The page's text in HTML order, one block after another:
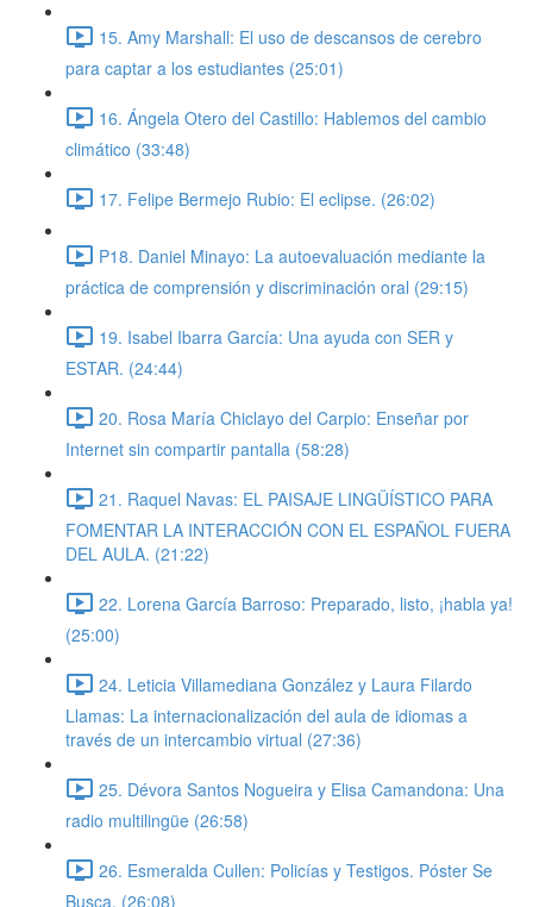
15. Amy Marshall: El uso de descansos de cerebro
para captar a los estudiantes (25:01)
16. Ángela Otero del Castillo: Hablemos del cambio
climático (33:48)
17. Felipe Bermejo Rubio: El eclipse. (26:02)
P18. Daniel Minayo: La autoevaluación mediante la
práctica de comprensión y discriminación oral (29:15)
19. Isabel Ibarra García: Una ayuda con SER y
ESTAR. (24:44)
20. Rosa María Chiclayo del Carpio: Enseñar por
Internet sin compartir pantalla (58:28)
21. Raquel Navas: EL PAISAJE LINGÜÍSTICO PARA
FOMENTAR LA INTERACCIÓN CON EL ESPAÑOL FUERA
DEL AULA. (21:22)
22. Lorena García Barroso: Preparado, listo, ¡habla ya!
(25:00)
24. Leticia Villamediana González y Laura Filardo
Llamas: La internacionalización del aula de idiomas a
través de un intercambio virtual (27:36)
25. Dévora Santos Nogueira y Elisa Camandona: Una
radio multilingüe (26:58)
26. Esmeralda Cullen: Policías y Testigos. Póster Se
Busca. (26:08)